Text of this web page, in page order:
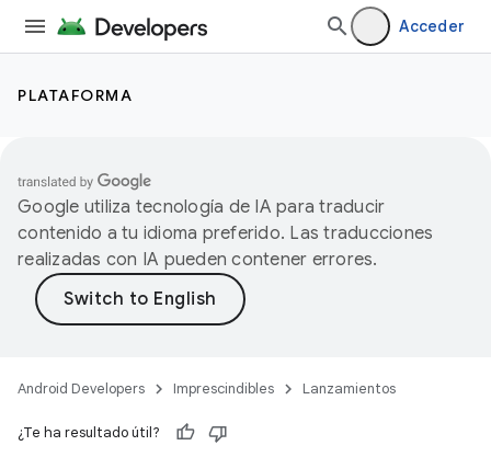
Acceder
PLATAFORMA
Google utiliza tecnología de IA para traducir
contenido a tu idioma preferido. Las traducciones
realizadas con IA pueden contener errores.
Android Developers Imprescindibles Lanzamientos
¿Te ha resultado útil?